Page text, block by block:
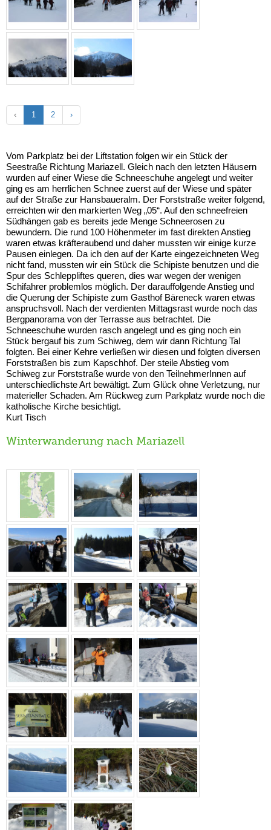
‹ 1 2 ›
Vom Parkplatz bei der Liftstation folgen wir ein Stück der
Seestraße Richtung Mariazell. Gleich nach den letzten Häusern
wurden auf einer Wiese die Schneeschuhe angelegt und weiter
ging es am herrlichen Schnee zuerst auf der Wiese und später
auf der Straße zur Hansbaueralm. Der Forststraße weiter folgend,
erreichten wir den markierten Weg „05“. Auf den schneefreien
Südhängen gab es bereits jede Menge Schneerosen zu
bewundern. Die rund 100 Höhenmeter im fast direkten Anstieg
waren etwas kräfteraubend und daher mussten wir einige kurze
Pausen einlegen. Da ich den auf der Karte eingezeichneten Weg
nicht fand, mussten wir ein Stück die Schipiste benutzen und die
Spur des Schleppliftes queren, dies war wegen der wenigen
Schifahrer problemlos möglich. Der darauffolgende Anstieg und
die Querung der Schipiste zum Gasthof Bäreneck waren etwas
anspruchsvoll. Nach der verdienten Mittagsrast wurde noch das
Bergpanorama von der Terrasse aus betrachtet. Die
Schneeschuhe wurden rasch angelegt und es ging noch ein
Stück bergauf bis zum Schiweg, dem wir dann Richtung Tal
folgten. Bei einer Kehre verließen wir diesen und folgten diversen
Forststraßen bis zum Kapschhof. Der steile Abstieg vom
Schiweg zur Forststraße wurde von den TeilnehmerInnen auf
unterschiedlichste Art bewältigt. Zum Glück ohne Verletzung, nur
materieller Schaden. Am Rückweg zum Parkplatz wurde noch die
katholische Kirche besichtigt.
Kurt Tisch
Winterwanderung nach Mariazell